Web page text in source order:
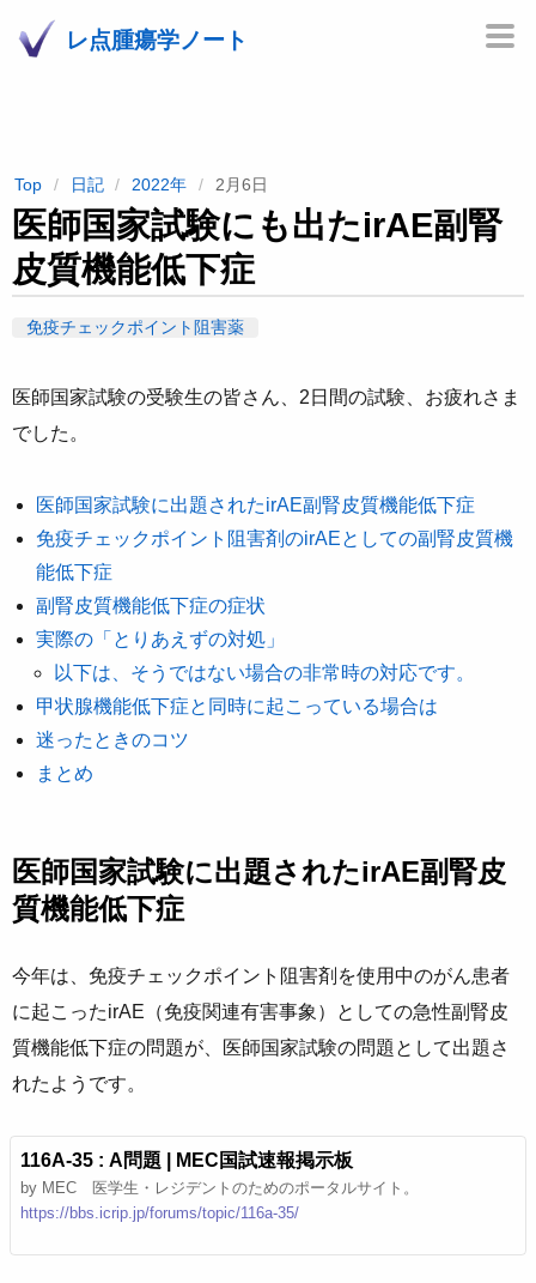
レ点腫瘍学ノート
Top 日記 2022年 2月6日
医師国家試験にも出たirAE副腎
皮質機能低下症
免疫チェックポイント阻害薬
医師国家試験の受験生の皆さん、2日間の試験、お疲れさま
でした。
医師国家試験に出題されたirAE副腎皮質機能低下症
免疫チェックポイント阻害剤のirAEとしての副腎皮質機
能低下症
副腎皮質機能低下症の症状
実際の「とりあえずの対処」
以下は、そうではない場合の非常時の対応です。
甲状腺機能低下症と同時に起こっている場合は
迷ったときのコツ
まとめ
医師国家試験に出題されたirAE副腎皮
質機能低下症
今年は、免疫チェックポイント阻害剤を使用中のがん患者
に起こったirAE（免疫関連有害事象）としての急性副腎皮
質機能低下症の問題が、医師国家試験の問題として出題さ
れたようです。
116A-35 : A問題 | MEC国試速報掲示板
by MEC 医学生・レジデントのためのポータルサイト。
https://bbs.icrip.jp/forums/topic/116a-35/